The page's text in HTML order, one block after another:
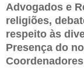
Advogados e
religiões,
respeito às
Presença do